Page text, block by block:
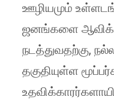
ஊழியமும்
ஜனங்களை
நடத்துவதற்கு,
தகுதியுள்ள